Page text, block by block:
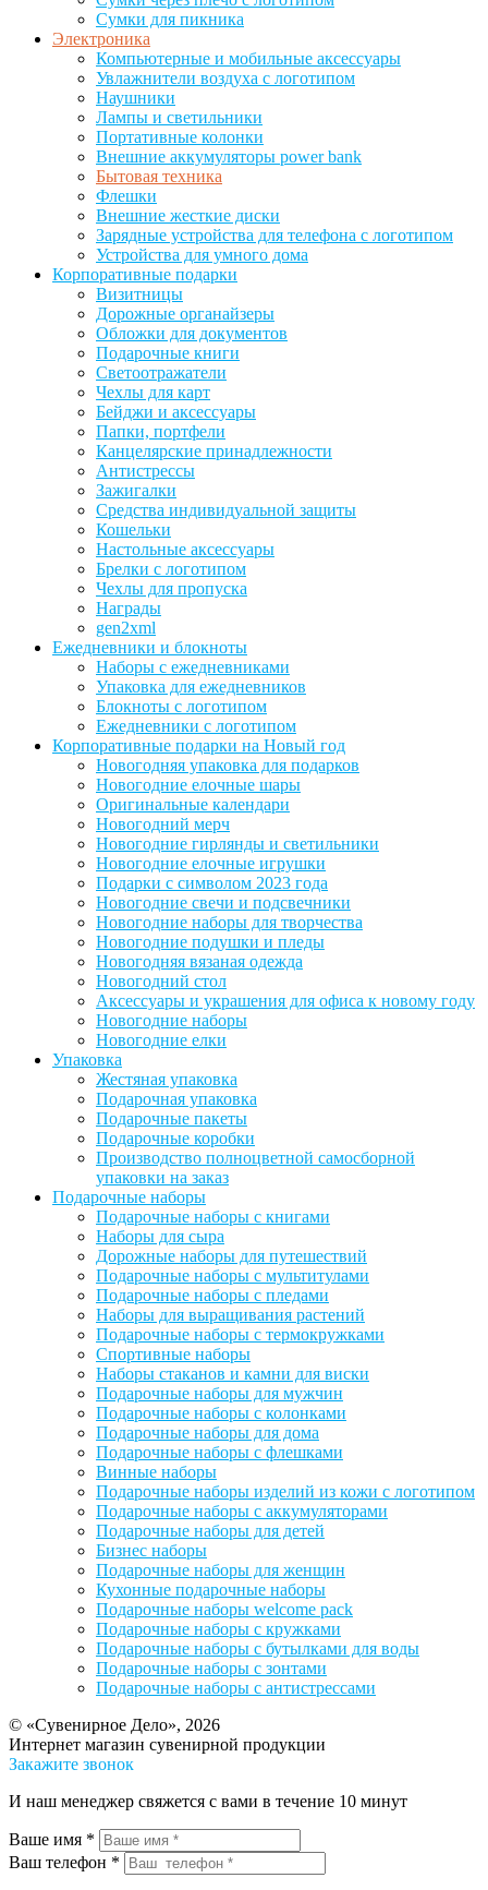
Сумки для пикника
Электроника
Компьютерные и мобильные аксессуары
Увлажнители воздуха с логотипом
Наушники
Лампы и светильники
Портативные колонки
Внешние аккумуляторы power bank
Бытовая техника
Флешки
Внешние жесткие диски
Зарядные устройства для телефона с логотипом
Устройства для умного дома
Корпоративные подарки
Визитницы
Дорожные органайзеры
Обложки для документов
Подарочные книги
Светоотражатели
Чехлы для карт
Бейджи и аксессуары
Папки, портфели
Канцелярские принадлежности
Антистрессы
Зажигалки
Средства индивидуальной защиты
Кошельки
Настольные аксессуары
Брелки с логотипом
Чехлы для пропуска
Награды
gen2xml
Ежедневники и блокноты
Наборы с ежедневниками
Упаковка для ежедневников
Блокноты с логотипом
Ежедневники с логотипом
Корпоративные подарки на Новый год
Новогодняя упаковка для подарков
Новогодние елочные шары
Оригинальные календари
Новогодний мерч
Новогодние гирлянды и светильники
Новогодние елочные игрушки
Подарки с символом 2023 года
Новогодние свечи и подсвечники
Новогодние наборы для творчества
Новогодние подушки и пледы
Новогодняя вязаная одежда
Новогодний стол
Аксессуары и украшения для офиса к новому году
Новогодние наборы
Новогодние елки
Упаковка
Жестяная упаковка
Подарочная упаковка
Подарочные пакеты
Подарочные коробки
Производство полноцветной самосборной
упаковки на заказ
Подарочные наборы
Подарочные наборы с книгами
Наборы для сыра
Дорожные наборы для путешествий
Подарочные наборы с мультитулами
Подарочные наборы с пледами
Наборы для выращивания растений
Подарочные наборы с термокружками
Спортивные наборы
Наборы стаканов и камни для виски
Подарочные наборы для мужчин
Подарочные наборы с колонками
Подарочные наборы для дома
Подарочные наборы с флешками
Винные наборы
Подарочные наборы изделий из кожи с логотипом
Подарочные наборы с аккумуляторами
Подарочные наборы для детей
Бизнес наборы
Подарочные наборы для женщин
Кухонные подарочные наборы
Подарочные наборы welcome pack
Подарочные наборы с кружками
Подарочные наборы с бутылками для воды
Подарочные наборы с зонтами
Подарочные наборы с антистрессами
© «Сувенирное Дело», 2026
Интернет магазин сувенирной продукции
Закажите звонок
И наш менеджер свяжется с вами в течение 10 минут
Ваше имя *
Ваш телефон *